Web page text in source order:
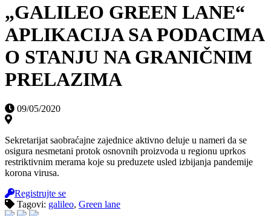
„GALILEO GREEN LANE“
APLIKACIJA SA PODACIMA
O STANJU NA GRANIČNIM
PRELAZIMA
09/05/2020
Sekretarijat saobraćajne zajednice aktivno deluje u nameri da se
osigura nesmetani protok osnovnih proizvoda u regionu uprkos
restriktivnim merama koje su preduzete usled izbijanja pandemije
korona virusa.
Registrujte se
Tagovi: galileo, Green lane